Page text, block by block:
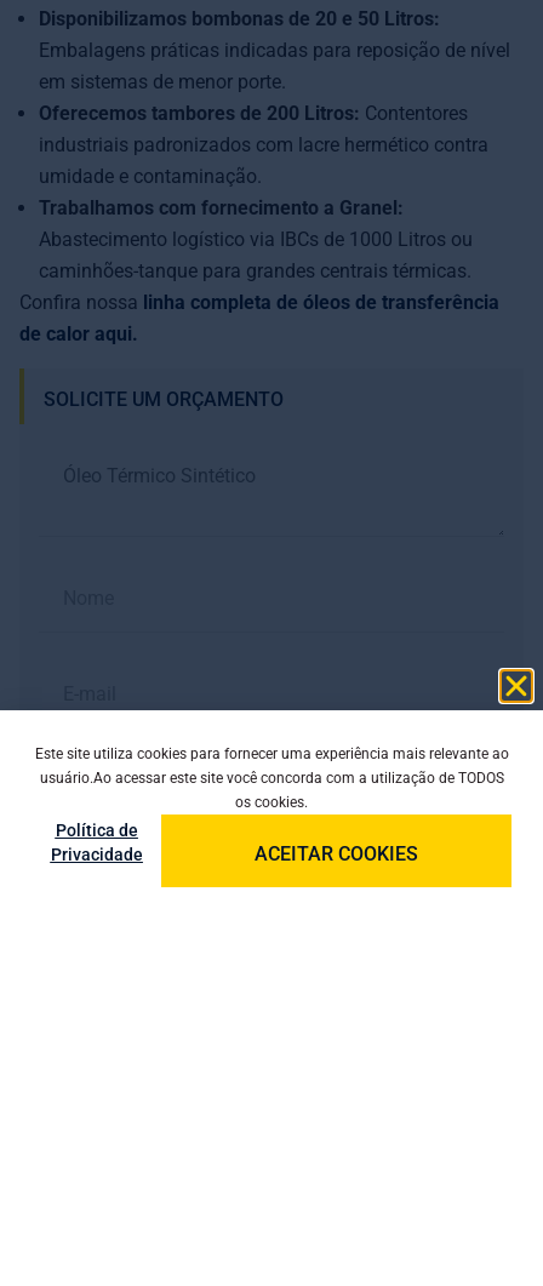
Disponibilizamos bombonas de 20 e 50 Litros:
Embalagens práticas indicadas para reposição de nível
em sistemas de menor porte.
Oferecemos tambores de 200 Litros: Contentores
industriais padronizados com lacre hermético contra
umidade e contaminação.
Trabalhamos com fornecimento a Granel:
Abastecimento logístico via IBCs de 1000 Litros ou
caminhões-tanque para grandes centrais térmicas.
Confira nossa linha completa de óleos de transferência
de calor aqui.
SOLICITE UM ORÇAMENTO
Este site utiliza cookies para fornecer uma experiência mais relevante ao
usuário.Ao acessar este site você concorda com a utilização de TODOS
os cookies.
Política de
Privacidade
ACEITAR COOKIES